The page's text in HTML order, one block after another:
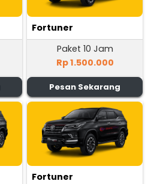
Fortuner
Paket 10 Jam
Rp 1.500.000
Pesan Sekarang
Fortuner